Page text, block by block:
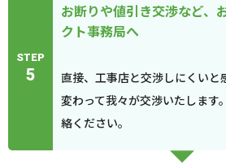
STEP
5
お断りや値引き交渉など、
クト事務局へ
直接、工事店と交渉しにくいと
変わって我々が交渉いたします
絡ください。